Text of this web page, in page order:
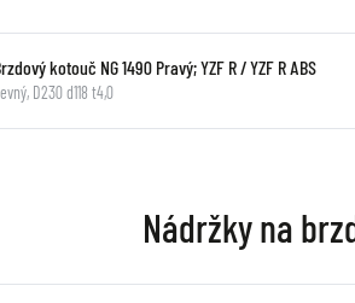
kotouč NG 1490 Pravý; YZF R / YZF R ABS
D230 d118 t4,0
Nádržky na